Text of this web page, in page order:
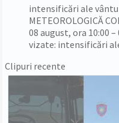
intensificări ale
METEOROLOGICĂ
08 august, ora 10:00
vizate: intensificări
Clipuri recente